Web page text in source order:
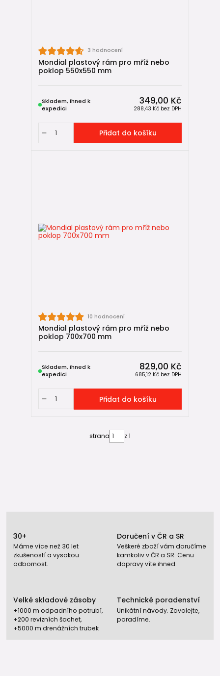
3 hodnocení
Mondial plastový rám pro mříž nebo
poklop 550x550 mm
349,00 Kč
288,43 Kč bez DPH
Skladem, ihned k
expedici
Přidat do košíku
10 hodnocení
Mondial plastový rám pro mříž nebo
poklop 700x700 mm
829,00 Kč
685,12 Kč bez DPH
Skladem, ihned k
expedici
Přidat do košíku
strana z 1
30+
Máme více než 30 let
zkušeností a vysokou
odbornost.
Doručení v ČR a SR
Veškeré zboží vám doručíme
kamkoliv v ČR a SR. Cenu
dopravy víte ihned.
Velké skladové zásoby
+1000 m odpadního potrubí,
+200 revizních šachet,
+5000 m drenážních trubek
Technické poradenství
Unikátní návody. Zavolejte,
poradíme.